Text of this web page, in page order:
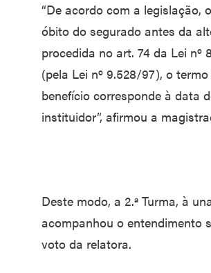
“De acordo com a legislação,
óbito do segurado antes da
procedida no art. 74 da Lei nº
(pela Lei nº 9.528/97), o
benefício corresponde à data
instituidor”, afirmou a
Deste modo, a 2.ª Turma, à
acompanhou o entendimento
voto da relatora.